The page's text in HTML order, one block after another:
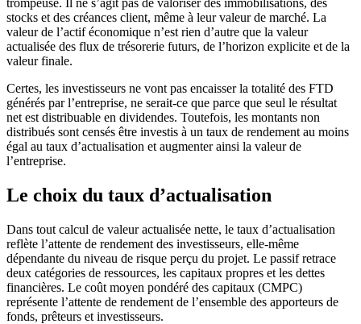
trompeuse. Il ne s’agit pas de valoriser des immobilisations, des
stocks et des créances client, même à leur valeur de marché. La
valeur de l’actif économique n’est rien d’autre que la valeur
actualisée des flux de trésorerie futurs, de l’horizon explicite et de la
valeur finale.
Certes, les investisseurs ne vont pas encaisser la totalité des FTD
générés par l’entreprise, ne serait-ce que parce que seul le résultat
net est distribuable en dividendes. Toutefois, les montants non
distribués sont censés être investis à un taux de rendement au moins
égal au taux d’actualisation et augmenter ainsi la valeur de
l’entreprise.
Le choix du taux d’actualisation
Dans tout calcul de valeur actualisée nette, le taux d’actualisation
reflète l’attente de rendement des investisseurs, elle-même
dépendante du niveau de risque perçu du projet. Le passif retrace
deux catégories de ressources, les capitaux propres et les dettes
financières. Le coût moyen pondéré des capitaux (CMPC)
représente l’attente de rendement de l’ensemble des apporteurs de
fonds, prêteurs et investisseurs.